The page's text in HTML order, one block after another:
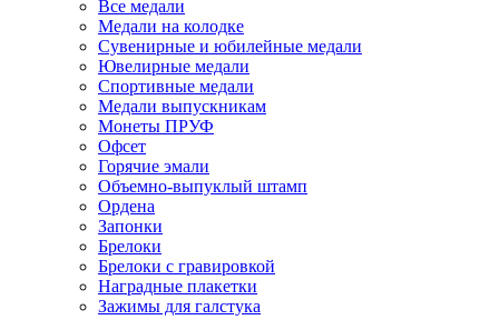
Все медали
Медали на колодке
Сувенирные и юбилейные медали
Ювелирные медали
Спортивные медали
Медали выпускникам
Монеты ПРУФ
Офсет
Горячие эмали
Объемно-выпуклый штамп
Ордена
Запонки
Брелоки
Брелоки с гравировкой
Наградные плакетки
Зажимы для галстука